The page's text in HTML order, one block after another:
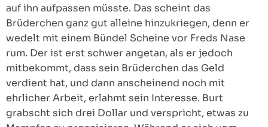
auf ihn aufpassen müsste. Das scheint das
Brüderchen ganz gut alleine hinzukriegen, denn er
wedelt mit einem Bündel Scheine vor Freds Nase
rum. Der ist erst schwer angetan, als er jedoch
mitbekommt, dass sein Brüderchen das Geld
verdient hat, und dann anscheinend noch mit
ehrlicher Arbeit, erlahmt sein Interesse. Burt
grabscht sich drei Dollar und verspricht, etwas zu